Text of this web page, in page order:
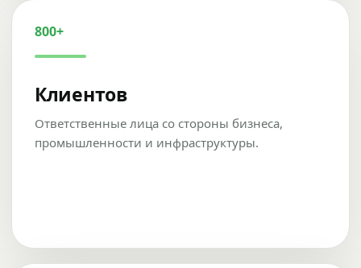
800+
Клиентов
Ответственные лица со стороны бизнеса,
промышленности и инфраструктуры.